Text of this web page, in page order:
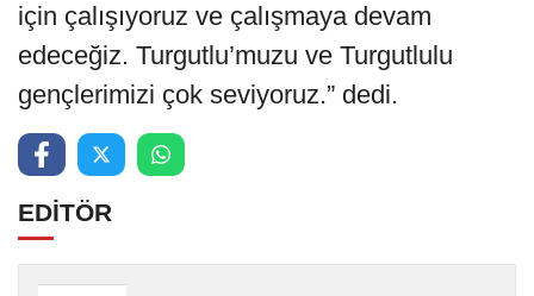
için çalışıyoruz ve çalışmaya devam
edeceğiz. Turgutlu’muzu ve Turgutlulu
gençlerimizi çok seviyoruz.” dedi.
EDİTÖR